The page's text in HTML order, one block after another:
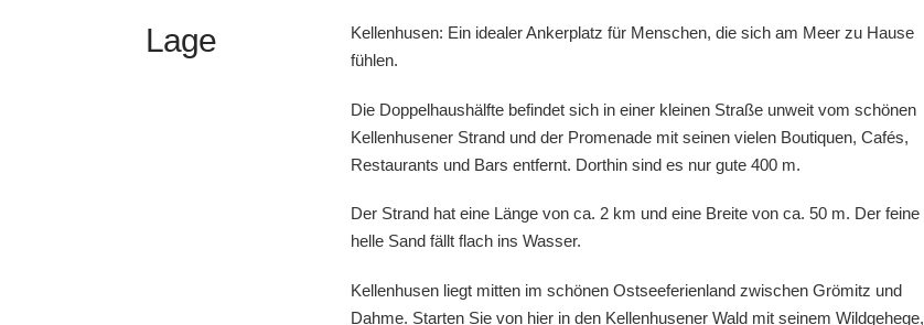
Lage
Kellenhusen: Ein idealer Ankerplatz für Menschen, die sich am Meer zu Hause
fühlen.
Die Doppelhaushälfte befindet sich in einer kleinen Straße unweit vom schönen
Kellenhusener Strand und der Promenade mit seinen vielen Boutiquen, Cafés,
Restaurants und Bars entfernt. Dorthin sind es nur gute 400 m.
Der Strand hat eine Länge von ca. 2 km und eine Breite von ca. 50 m. Der feine
helle Sand fällt flach ins Wasser.
Kellenhusen liegt mitten im schönen Ostseeferienland zwischen Grömitz und
Dahme. Starten Sie von hier in den Kellenhusener Wald mit seinem Wildgehege,